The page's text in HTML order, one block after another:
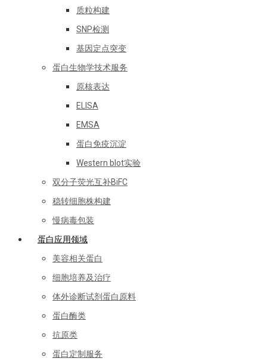
质粒构建
SNP检测
基因定点突变
蛋白生物学技术服务
原核表达
ELISA
EMSA
蛋白免疫沉淀
Western blot实验
双分子荧光互补BiFC
稳转细胞株构建
慢病毒包装
蛋白应用领域
美容相关蛋白
细胞培养及治疗
体外诊断试剂蛋白原料
蛋白酶类
抗原类
蛋白定制服务